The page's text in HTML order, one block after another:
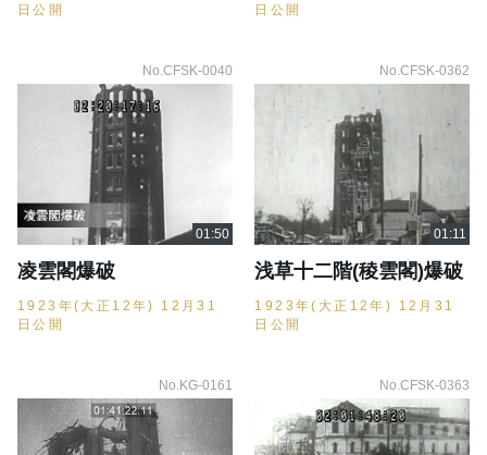
日公開
日公開
No.CFSK-0040
凌雲閣爆破
1923年(大正12年) 12月31
日公開
No.CFSK-0362
浅草十二階(稜雲閣)爆破
1923年(大正12年) 12月31
日公開
No.KG-0161 No.CFSK-0363